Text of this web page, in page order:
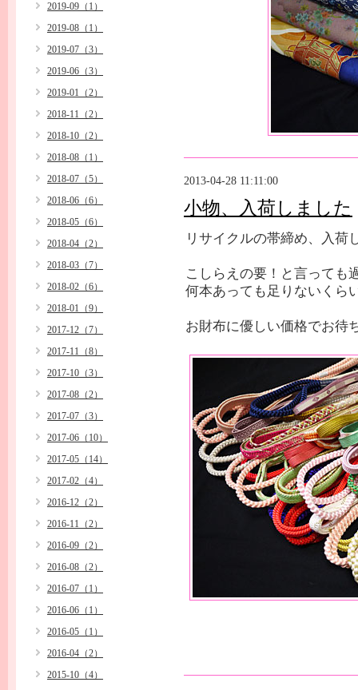
2013-04-28 11:11:00
小物、入荷しました
リサイクルの帯締め、入荷
こしらえの要！と言っても
何本あっても足りないくら
お財布に優しい価格でお待
2019-09（1）
2019-08（1）
2019-07（3）
2019-06（3）
2019-01（2）
2018-11（2）
2018-10（2）
2018-08（1）
2018-07（5）
2018-06（6）
2018-05（6）
2018-04（2）
2018-03（7）
2018-02（6）
2018-01（9）
2017-12（7）
2017-11（8）
2017-10（3）
2017-08（2）
2017-07（3）
2017-06（10）
2017-05（14）
2017-02（4）
2016-12（2）
2016-11（2）
2016-09（2）
2016-08（2）
2016-07（1）
2016-06（1）
2016-05（1）
2016-04（2）
2015-10（4）